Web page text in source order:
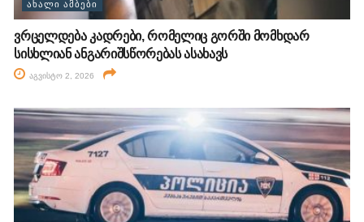
ᲐᲮᲐᲚᲘ ᲐᲛᲑᲔᲑᲘ
ვრცელდება კადრები, რომელიც გორში მომხდარ
სისხლიან ანგარიშსწორებას ასახავს
აგვისტო 2, 2026